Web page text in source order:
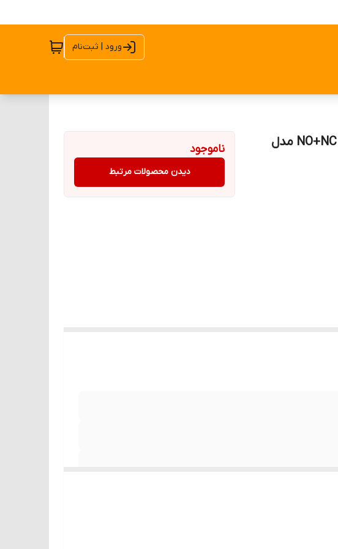
ورود | ثبت‌نام
سنسور نوری مکعبی دید 7m خروجی رله ای NO+NC مدل
ناموجود
دیدن محصولات مرتبط